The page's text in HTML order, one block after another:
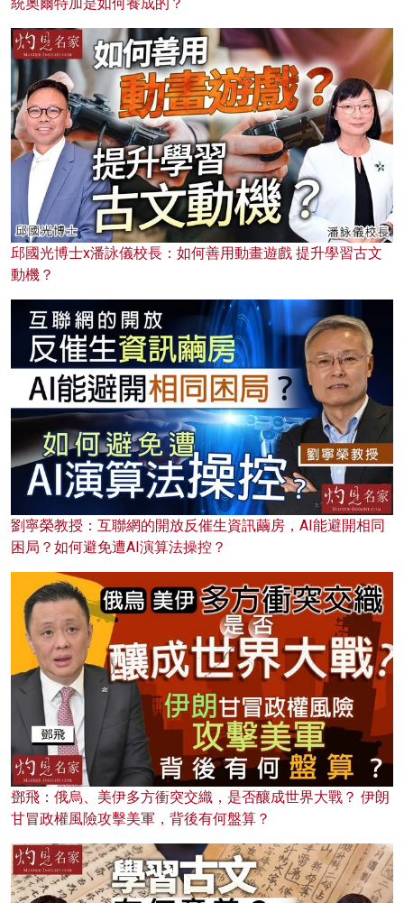
邱國光博士x潘詠儀校長：如何善用動畫遊戲 提升學習古文
動機？
劉寧榮教授：互聯網的開放反催生資訊繭房，AI能避開相同
困局？如何避免遭AI演算法操控？
鄧飛：俄烏、美伊多方衝突交織，是否釀成世界大戰？ 伊朗
甘冒政權風險攻擊美軍，背後有何盤算？